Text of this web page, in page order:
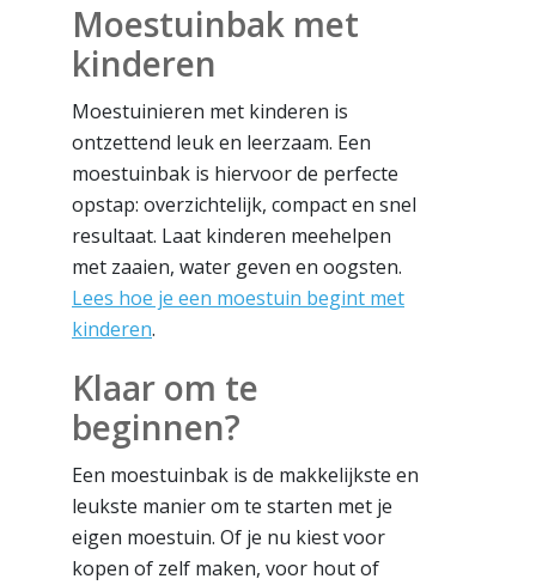
Moestuinbak met
kinderen
Moestuinieren met kinderen is
ontzettend leuk en leerzaam. Een
moestuinbak is hiervoor de perfecte
opstap: overzichtelijk, compact en snel
resultaat. Laat kinderen meehelpen
met zaaien, water geven en oogsten.
Lees hoe je een moestuin begint met
kinderen.
Klaar om te
beginnen?
Een moestuinbak is de makkelijkste en
leukste manier om te starten met je
eigen moestuin. Of je nu kiest voor
kopen of zelf maken, voor hout of